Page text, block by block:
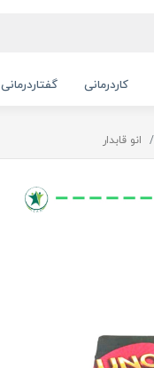
کاردرمانی گفتاردرمانی
انو قابدار